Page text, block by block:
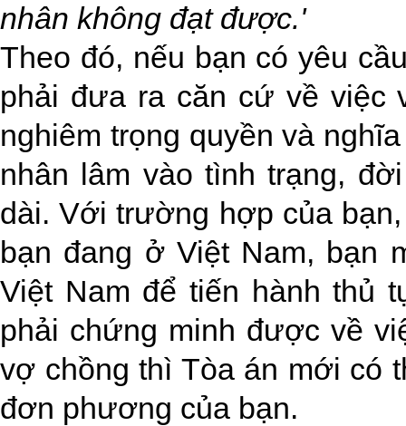
nhân không đạt được.'
Theo đó, nếu bạn có yêu
phải đưa ra căn cứ về
nghiêm trọng quyền và
nhân lâm vào tình trạng,
dài. Với trường hợp của
bạn đang ở Việt Nam, bạn
Việt Nam để tiến hành thủ
phải chứng minh được về
vợ chồng thì Tòa án mới có
đơn phương của bạn.